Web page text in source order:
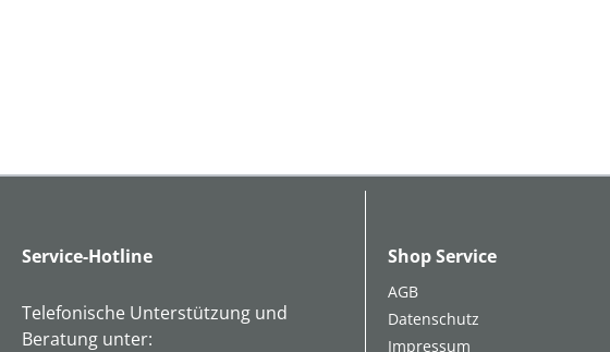
Service-Hotline
Telefonische Unterstützung und
Beratung unter:
Shop Service
AGB
Datenschutz
Impressum